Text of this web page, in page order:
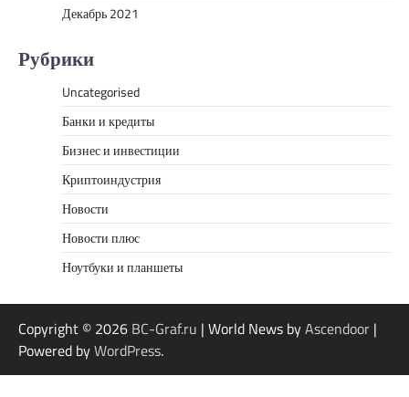
Декабрь 2021
Рубрики
Uncategorised
Банки и кредиты
Бизнес и инвестиции
Криптоиндустрия
Новости
Новости плюс
Ноутбуки и планшеты
Copyright © 2026 BC-Graf.ru | World News byAscendoor |
Powered byWordPress.